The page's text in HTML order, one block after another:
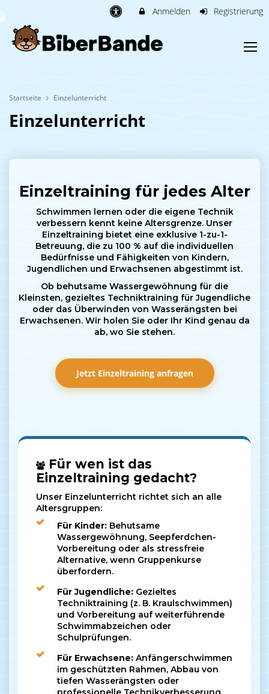
Anmelden Registrierung
Startseite Einzelunterricht
Einzelunterricht
Einzeltraining für jedes Alter
Schwimmen lernen oder die eigene Technik
verbessern kennt keine Altersgrenze. Unser
Einzeltraining bietet eine exklusive 1-zu-1-
Betreuung, die zu 100 % auf die individuellen
Bedürfnisse und Fähigkeiten von Kindern,
Jugendlichen und Erwachsenen abgestimmt ist.
Ob behutsame Wassergewöhnung für die
Kleinsten, gezieltes Techniktraining für Jugendliche
oder das Überwinden von Wasserängsten bei
Erwachsenen. Wir holen Sie oder Ihr Kind genau da
ab, wo Sie stehen.
Jetzt Einzeltraining anfragen
Für wen ist das
Einzeltraining gedacht?
Unser Einzelunterricht richtet sich an alle
Altersgruppen:
Für Kinder: Behutsame
Wassergewöhnung, Seepferdchen-
Vorbereitung oder als stressfreie
Alternative, wenn Gruppenkurse
überfordern.
Für Jugendliche: Gezieltes
Techniktraining (z. B. Kraulschwimmen)
und Vorbereitung auf weiterführende
Schwimmabzeichen oder
Schulprüfungen.
Für Erwachsene: Anfängerschwimmen
im geschützten Rahmen, Abbau von
tiefen Wasserängsten oder